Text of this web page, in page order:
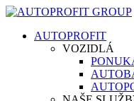
AUTOPROFIT
VOZIDLÁ